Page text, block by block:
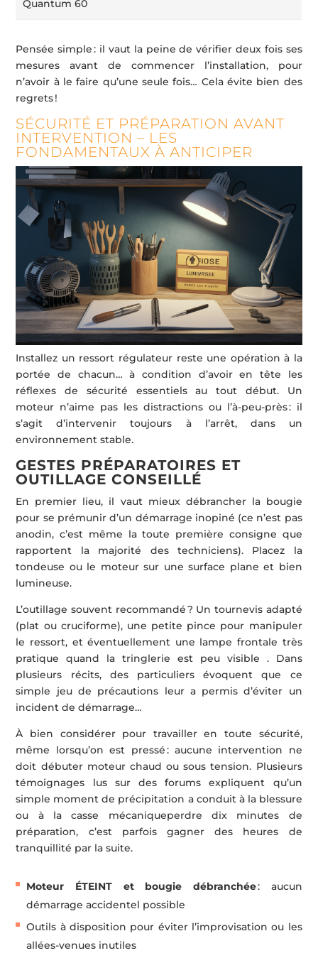
Quantum 60
Pensée simple : il vaut la peine de vérifier deux fois ses
mesures avant de commencer l’installation, pour
n’avoir à le faire qu’une seule fois… Cela évite bien des
regrets !
SÉCURITÉ ET PRÉPARATION AVANT
INTERVENTION – LES
FONDAMENTAUX À ANTICIPER
Installez un ressort régulateur reste une opération à la
portée de chacun… à condition d’avoir en tête les
réflexes de sécurité essentiels au tout début. Un
moteur n’aime pas les distractions ou l’à-peu-près : il
s’agit d’intervenir toujours à l’arrêt, dans un
environnement stable.
GESTES PRÉPARATOIRES ET
OUTILLAGE CONSEILLÉ
En premier lieu, il vaut mieux débrancher la bougie
pour se prémunir d’un démarrage inopiné (ce n’est pas
anodin, c’est même la toute première consigne que
rapportent la majorité des techniciens). Placez la
tondeuse ou le moteur sur une surface plane et bien
lumineuse.
L’outillage souvent recommandé ? Un tournevis adapté
(plat ou cruciforme), une petite pince pour manipuler
le ressort, et éventuellement une lampe frontale très
pratique quand la tringlerie est peu visible . Dans
plusieurs récits, des particuliers évoquent que ce
simple jeu de précautions leur a permis d’éviter un
incident de démarrage…
À bien considérer pour travailler en toute sécurité,
même lorsqu’on est pressé : aucune intervention ne
doit débuter moteur chaud ou sous tension. Plusieurs
témoignages lus sur des forums expliquent qu’un
simple moment de précipitation a conduit à la blessure
ou à la casse mécaniqueperdre dix minutes de
préparation, c’est parfois gagner des heures de
tranquillité par la suite.
Moteur ÉTEINT et bougie débranchée: aucun
démarrage accidentel possible
Outils à disposition pour éviter l’improvisation ou les
allées-venues inutiles